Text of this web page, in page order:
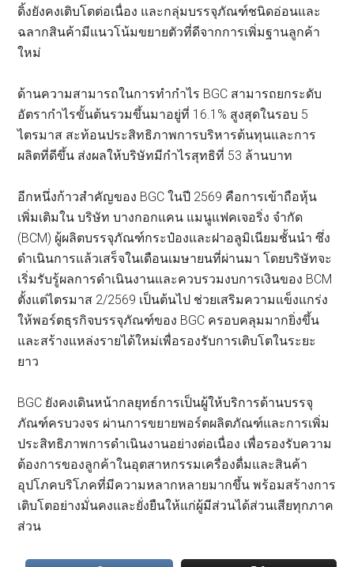
ดิ้งยังคงเติบโตต่อเนื่อง และกลุ่มบรรจุภัณฑ์ชนิดอ่อนและ
ฉลากสินค้ามีแนวโน้มขยายตัวที่ดีจากการเพิ่มฐานลูกค้า
ใหม่
ด้านความสามารถในการทำกำไร BGC สามารถยกระดับ
อัตรากำไรขั้นต้นรวมขึ้นมาอยู่ที่ 16.1% สูงสุดในรอบ 5
ไตรมาส สะท้อนประสิทธิภาพการบริหารต้นทุนและการ
ผลิตที่ดีขึ้น ส่งผลให้บริษัทมีกำไรสุทธิที่ 53 ล้านบาท
อีกหนึ่งก้าวสำคัญของ BGC ในปี 2569 คือการเข้าถือหุ้น
เพิ่มเติมใน บริษัท บางกอกแคน แมนูแฟคเจอริ่ง จำกัด
(BCM) ผู้ผลิตบรรจุภัณฑ์กระป๋องและฝาอลูมิเนียมชั้นนำ ซึ่ง
ดำเนินการแล้วเสร็จในเดือนเมษายนที่ผ่านมา โดยบริษัทจะ
เริ่มรับรู้ผลการดำเนินงานและควบรวมงบการเงินของ BCM
ตั้งแต่ไตรมาส 2/2569 เป็นต้นไป ช่วยเสริมความแข็งแกร่ง
ให้พอร์ตธุรกิจบรรจุภัณฑ์ของ BGC ครอบคลุมมากยิ่งขึ้น
และสร้างแหล่งรายได้ใหม่เพื่อรองรับการเติบโตในระยะ
ยาว
BGC ยังคงเดินหน้ากลยุทธ์การเป็นผู้ให้บริการด้านบรรจุ
ภัณฑ์ครบวงจร ผ่านการขยายพอร์ตผลิตภัณฑ์และการเพิ่ม
ประสิทธิภาพการดำเนินงานอย่างต่อเนื่อง เพื่อรองรับความ
ต้องการของลูกค้าในอุตสาหกรรมเครื่องดื่มและสินค้า
อุปโภคบริโภคที่มีความหลากหลายมากขึ้น พร้อมสร้างการ
เติบโตอย่างมั่นคงและยั่งยืนให้แก่ผู้มีส่วนได้ส่วนเสียทุกภาค
ส่วน